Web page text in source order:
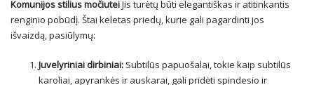
Komunijos stilius močiuteiJis turėtų būti elegantiškas ir atitinkantis
renginio pobūdį. Štai keletas priedų, kurie gali pagardinti jos
išvaizdą, pasiūlymų:
Juvelyriniai dirbiniai: Subtilūs papuošalai, tokie kaip subtilūs
karoliai, apyrankės ir auskarai, gali pridėti spindesio ir